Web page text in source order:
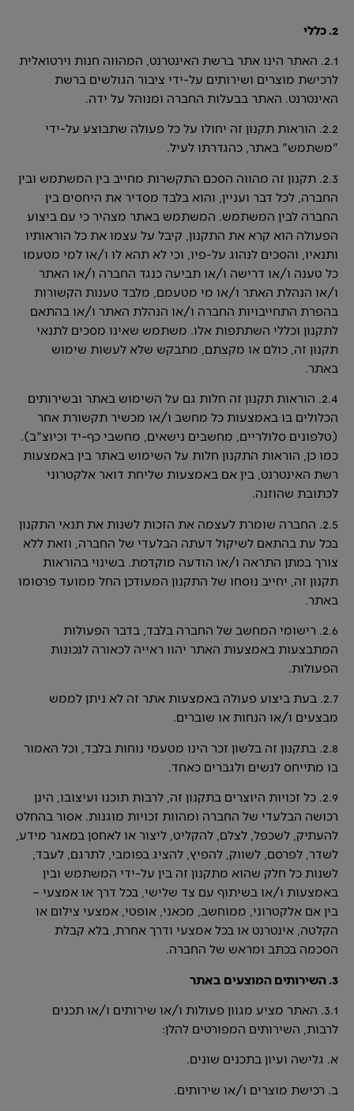
2. כללי
2.1. האתר הינו אתר ברשת האינטרנט, המהווה חנות וירטואלית
לרכישת מוצרים ושירותים על-ידי ציבור הגולשים ברשת
האינטרנט. האתר בבעלות החברה ומנוהל על ידה.
2.2. הוראות תקנון זה יחולו על כל פעולה שתבוצע על-ידי
"משתמש" באתר, כהגדרתו לעיל.
2.3. תקנון זה מהווה הסכם התקשרות מחייב בין המשתמש ובין
החברה, לכל דבר ועניין, והוא בלבד מסדיר את היחסים בין
החברה לבין המשתמש. המשתמש באתר מצהיר כי עם ביצוע
הפעולה הוא קרא את התקנון, קיבל על עצמו את כל הוראותיו
ותנאיו, והסכים לנהוג על-פיו, וכי לא תהא לו ו/או למי מטעמו
כל טענה ו/או דרישה ו/או תביעה כנגד החברה ו/או האתר
ו/או הנהלת האתר ו/או מי מטעמם, מלבד טענות הקשורות
בהפרת התחייבויות החברה ו/או הנהלת האתר ו/או בהתאם
לתקנון וכללי השתתפות אלו. משתמש שאינו מסכים לתנאי
תקנון זה, כולם או מקצתם, מתבקש שלא לעשות שימוש
באתר.
2.4. הוראות תקנון זה חלות גם על השימוש באתר ובשירותים
הכלולים בו באמצעות כל מחשב ו/או מכשיר תקשורת אחר
(טלפונים סלולריים, מחשבים נישאים, מחשבי כף-יד וכיוצ"ב).
כמו כן, הוראות התקנון חלות על השימוש באתר בין באמצעות
רשת האינטרנט, בין אם באמצעות שליחת דואר אלקטרוני
לכתובת שהוזנה.
2.5. החברה שומרת לעצמה את הזכות לשנות את תנאי התקנון
בכל עת בהתאם לשיקול דעתה הבלעדי של החברה, וזאת ללא
צורך במתן התראה ו/או הודעה מוקדמת. בשינוי בהוראות
תקנון זה, יחייב נוסחו של התקנון המעודכן החל ממועד פרסומו
באתר.
2.6. רישומי המחשב של החברה בלבד, בדבר הפעולות
המתבצעות באמצעות האתר יהוו ראייה לכאורה לנכונות
הפעולות.
2.7. בעת ביצוע פעולה באמצעות אתר זה לא ניתן לממש
מבצעים ו/או הנחות או שוברים.
2.8. בתקנון זה בלשון זכר הינו מטעמי נוחות בלבד, וכל האמור
בו מתייחס לנשים ולגברים כאחד.
2.9. כל זכויות היוצרים בתקנון זה, לרבות תוכנו ועיצובו, הינן
רכושה הבלעדי של החברה ומהוות זכויות מוגנות. אסור בהחלט
להעתיק, לשכפל, לצלם, להקליט, ליצור או לאחסן במאגר מידע,
לשדר, לפרסם, לשווק, להפיץ, להציג בפומבי, לתרגם, לעבד,
לשנות כל חלק שהוא מתקנון זה בין על-ידי המשתמש ובין
באמצעות ו/או בשיתוף עם צד שלישי, בכל דרך או אמצעי –
בין אם אלקטרוני, ממוחשב, מכאני, אופטי, אמצעי צילום או
הקלטה, אינטרנט או בכל אמצעי ודרך אחרת, בלא קבלת
הסכמה בכתב ומראש של החברה.
3. השירותים המוצעים באתר
3.1. האתר מציע מגוון פעולות ו/או שירותים ו/או תכנים
לרבות, השירותים המפורטים להלן:
א. גלישה ועיון בתכנים שונים.
ב. רכישת מוצרים ו/או שירותים.